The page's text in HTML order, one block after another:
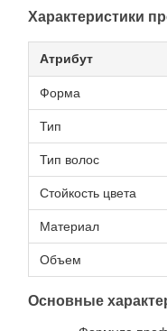
Характеристики
Атрибут
Форма
Тип
Тип волос
Стойкость цвета
Материал
Объем
Основные